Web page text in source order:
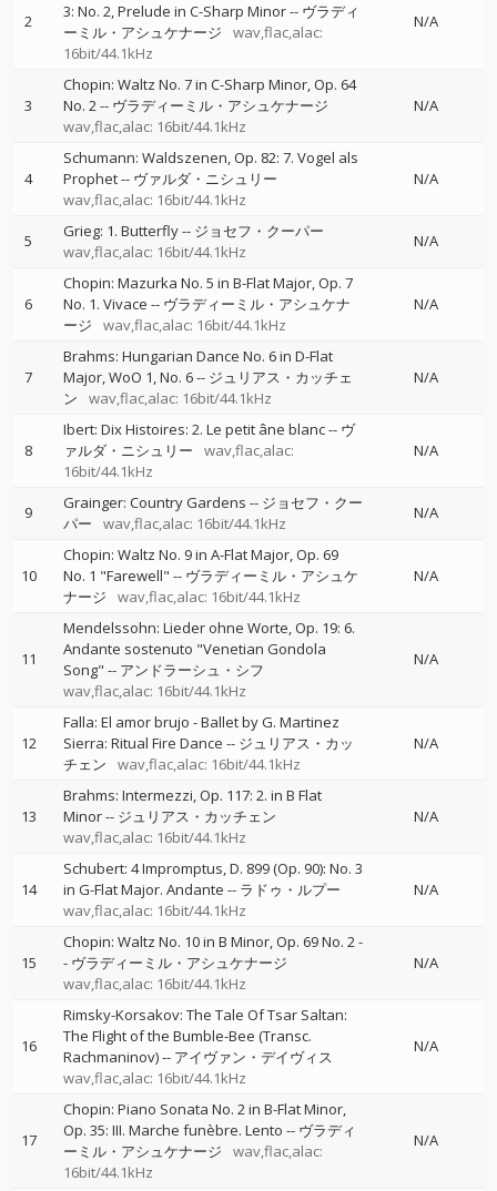
2
3: No. 2, Prelude in C-Sharp Minor-- ヴラディ
ーミル・アシュケナージ
wav,flac,alac:
16bit/44.1kHz
N/A
3
Chopin: Waltz No. 7 in C-Sharp Minor, Op. 64
No. 2-- ヴラディーミル・アシュケナージ
wav,flac,alac: 16bit/44.1kHz
N/A
4
Schumann: Waldszenen, Op. 82: 7. Vogel als
Prophet-- ヴァルダ・ニシュリー
wav,flac,alac: 16bit/44.1kHz
N/A
5 Grieg: 1. Butterfly-- ジョセフ・クーパー
wav,flac,alac: 16bit/44.1kHz
N/A
6
Chopin: Mazurka No. 5 in B-Flat Major, Op. 7
No. 1. Vivace -- ヴラディーミル・アシュケナ
ージ
wav,flac,alac: 16bit/44.1kHz
N/A
7
Brahms: Hungarian Dance No. 6 in D-Flat
Major, WoO 1, No. 6-- ジュリアス・カッチェ
ン
wav,flac,alac: 16bit/44.1kHz
N/A
8
Ibert: Dix Histoires: 2. Le petit âne blanc-- ヴ
ァルダ・ニシュリー
wav,flac,alac:
16bit/44.1kHz
N/A
9 Grainger: Country Gardens -- ジョセフ・クー
パー
wav,flac,alac: 16bit/44.1kHz
N/A
10
Chopin: Waltz No. 9 in A-Flat Major, Op. 69
No. 1 "Farewell" -- ヴラディーミル・アシュケ
ナージ
wav,flac,alac: 16bit/44.1kHz
N/A
11
Mendelssohn: Lieder ohne Worte, Op. 19: 6.
Andante sostenuto "Venetian Gondola
Song" -- アンドラーシュ・シフ
wav,flac,alac: 16bit/44.1kHz
N/A
12
Falla: El amor brujo - Ballet by G. Martinez
Sierra: Ritual Fire Dance -- ジュリアス・カッ
チェン
wav,flac,alac: 16bit/44.1kHz
N/A
13
Brahms: Intermezzi, Op. 117: 2. in B Flat
Minor-- ジュリアス・カッチェン
wav,flac,alac: 16bit/44.1kHz
N/A
14
Schubert: 4 Impromptus, D. 899 (Op. 90): No. 3
in G-Flat Major. Andante -- ラドゥ・ルプー
wav,flac,alac: 16bit/44.1kHz
N/A
15
Chopin: Waltz No. 10 in B Minor, Op. 69 No. 2-
- ヴラディーミル・アシュケナージ
wav,flac,alac: 16bit/44.1kHz
N/A
16
Rimsky-Korsakov: The Tale Of Tsar Saltan:
The Flight of the Bumble-Bee (Transc.
Rachmaninov)-- アイヴァン・デイヴィス
wav,flac,alac: 16bit/44.1kHz
N/A
17
Chopin: Piano Sonata No. 2 in B-Flat Minor,
Op. 35: III. Marche funèbre. Lento -- ヴラディ
ーミル・アシュケナージ
wav,flac,alac:
16bit/44.1kHz
N/A